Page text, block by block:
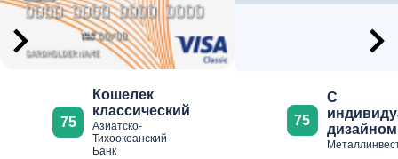
75
Кошелек
классический
Азиатско-
Тихоокеанский
Банк
75
С
дизайном